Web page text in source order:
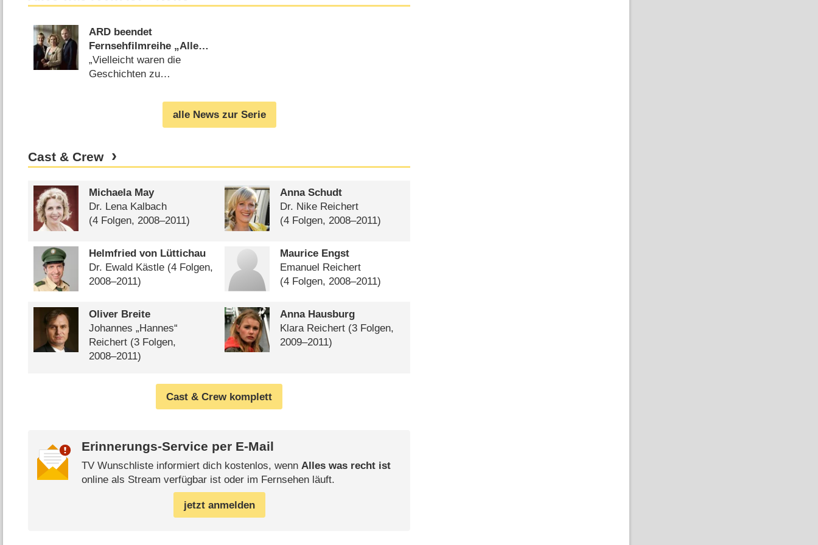
ARD beendet
Fernsehfilmreihe „Alles
was recht ist“
„Vielleicht waren die
Geschichten zu
alle News zur Serie
Cast & Crew
Michaela May
Dr. Lena Kalbach
(4 Folgen, 2008⁠–⁠2011)
Anna Schudt
Dr. Nike Reichert
(4 Folgen, 2008⁠–⁠2011)
Helmfried von Lüttichau
Dr. Ewald Kästle(4 Folgen,
2008⁠–⁠2011)
Maurice Engst
Emanuel Reichert
(4 Folgen, 2008⁠–⁠2011)
Oliver Breite
Johannes „Hannes“
Reichert(3 Folgen,
2008⁠–⁠2011)
Anna Hausburg
Klara Reichert(3 Folgen,
2009⁠–⁠2011)
Cast & Crew komplett
Erinnerungs-Service per E-Mail
TV Wunschliste informiert dich kostenlos, wenn Alles was recht ist
online als Stream verfügbar ist oder im Fernsehen läuft.
jetzt anmelden